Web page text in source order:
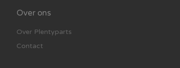
Over ons
Over Plentyparts
Contact